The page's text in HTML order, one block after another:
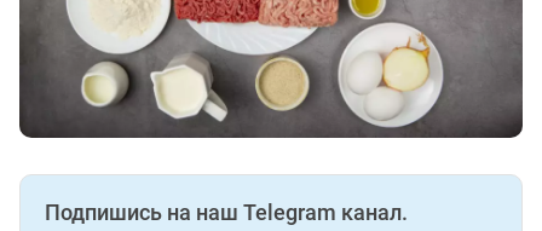
Подпишись на наш Telegram канал.